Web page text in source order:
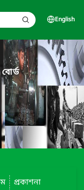
English
প্রকাশনা